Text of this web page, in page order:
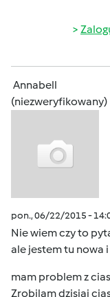
Annabell
(niezweryfikowany)
pon., 06/22/2015 -
Nie wiem czy to
ale jestem tu nowa
mam problem z
Zrobilam dzisiaj